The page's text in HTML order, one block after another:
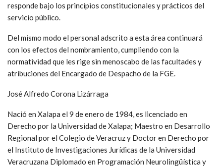
responde bajo los principios constitucionales y prácticos del
servicio público.
Del mismo modo el personal adscrito a esta área continuará
con los efectos del nombramiento, cumpliendo con la
normatividad que les rige sin menoscabo de las facultades y
atribuciones del Encargado de Despacho de la FGE.
José Alfredo Corona Lizárraga
Nació en Xalapa el 9 de enero de 1984, es licenciado en
Derecho por la Universidad de Xalapa; Maestro en Desarrollo
Regional por el Colegio de Veracruz y Doctor en Derecho por
el Instituto de Investigaciones Jurídicas de la Universidad
Veracruzana Diplomado en Programación Neurolingüística y